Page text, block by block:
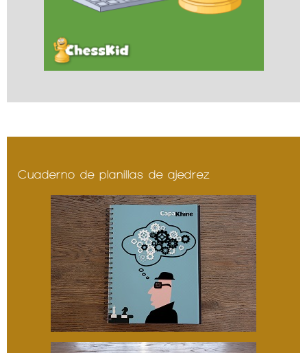
Cuaderno de planillas de ajedrez